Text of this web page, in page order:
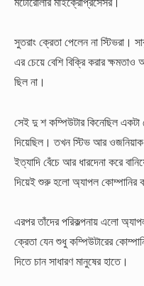
সুতরাং ক্রেতা পেলেন না স্টিভরা।
এর চেয়ে বেশি বিক্রি করার
ছিল না।
সেই দু শ কম্পিউটার কিনেছিল
দিয়েছিল। তখন স্টিভ আর ওজনিয়াক
ইত্যাদি বেঁচে আর ধারদেনা করে
দিয়েই শুরু হলো অ্যাপল কোম্পানির
এরপর তাঁদের পরিকল্পনায় এলো
ক্রেতা যেন শুধু কম্পিউটারের
দিতে চান সাধারণ মানুষের হাতে।